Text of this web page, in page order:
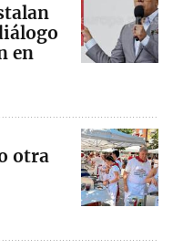
en
otra